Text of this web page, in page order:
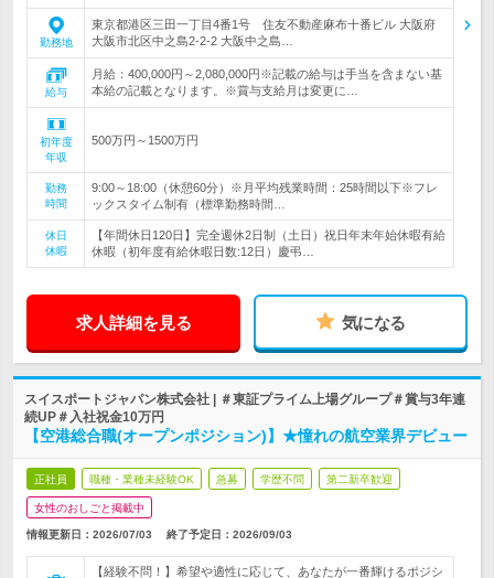
勤務地
東京都港区三田一丁目4番1号 住友不動産麻布十番ビル 大阪府
大阪市北区中之島2-2-2 大阪中之島…
給与
月給：400,000円～2,080,000円※記載の給与は手当を含まない基
本給の記載となります。※賞与支給月は変更に…
初年度
年収
500万円～1500万円
勤務
時間
9:00～18:00（休憩60分）※月平均残業時間：25時間以下※フレ
ックスタイム制有（標準勤務時間…
休日
休暇
【年間休日120日】完全週休2日制（土日）祝日年末年始休暇有給
休暇（初年度有給休暇日数:12日）慶弔…
求人詳細を見る 気になる
スイスポートジャパン株式会社 | ＃東証プライム上場グループ＃賞与3年連
続UP＃入社祝金10万円
【空港総合職(オープンポジション)】★憧れの航空業界デビュー
正社員 職種・業種未経験OK 急募 学歴不問 第二新卒歓迎
女性のおしごと掲載中
情報更新日：2026/07/03 終了予定日： 2026/09/03
【経験不問！】希望や適性に応じて、あなたが一番輝けるポジシ